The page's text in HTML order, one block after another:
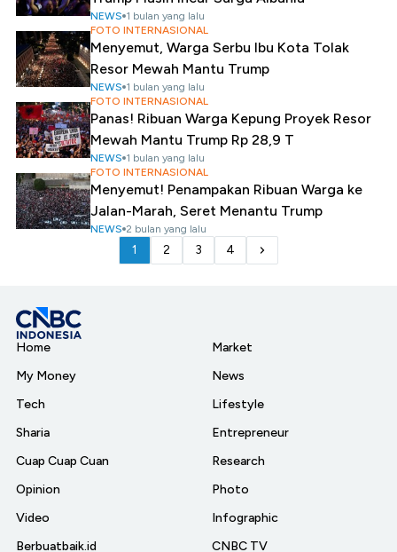
NEWS 1 bulan yang lalu
FOTO INTERNASIONAL
Menyemut, Warga Serbu Ibu Kota Tolak
Resor Mewah Mantu Trump
NEWS 1 bulan yang lalu
FOTO INTERNASIONAL
Panas! Ribuan Warga Kepung Proyek Resor
Mewah Mantu Trump Rp 28,9 T
NEWS 1 bulan yang lalu
FOTO INTERNASIONAL
Menyemut! Penampakan Ribuan Warga ke
Jalan-Marah, Seret Menantu Trump
NEWS 2 bulan yang lalu
1 2 3 4
Home
My Money
Tech
Sharia
Cuap Cuap Cuan
Opinion
Video
Berbuatbaik.id
Market
News
Lifestyle
Entrepreneur
Research
Photo
Infographic
CNBC TV